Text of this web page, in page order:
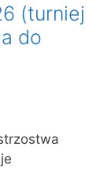
(turniej
do